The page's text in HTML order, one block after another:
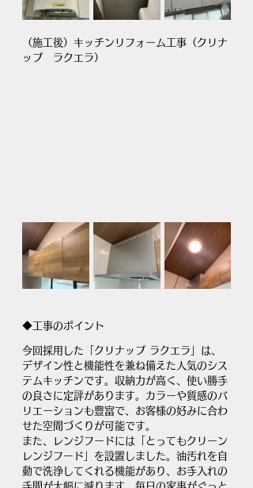
（施工後）キッチンリフォーム工事（クリナ
ップ　ラクエラ）
◆工事のポイント
今回採用した「クリナップ ラクエラ」は、
デザイン性と機能性を兼ね備えた人気のシス
テムキッチンです。収納力が高く、使い勝手
の良さに定評があります。カラーや質感のバ
リエーションも豊富で、お客様の好みに合わ
せた空間づくりが可能です。
また、レンジフードには「とってもクリーン
レンジフード」を設置しました。油汚れを自
動で洗浄してくれる機能があり、お手入れの